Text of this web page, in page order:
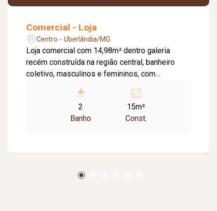
Comercial - Loja
Centro - Uberlândia/MG
Loja comercial com 14,98m² dentro galeria
recém construída na região central, banheiro
coletivo, masculinos e femininos, com
lojas grandes e espaçosas, corredores largos,
praça de alimentação, WI-FI, zelador e sistema
de monitoramento.
2
Banho
15m²
Const.